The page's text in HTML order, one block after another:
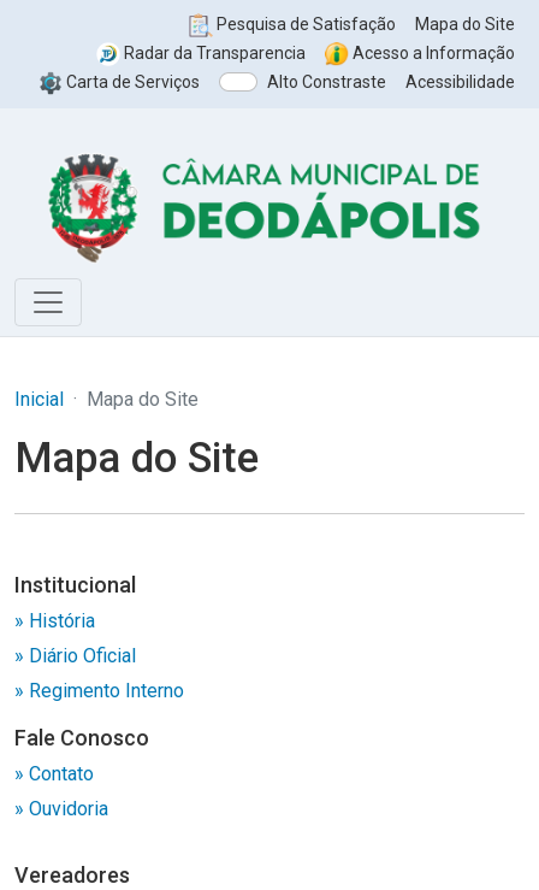
Pesquisa de Satisfação
Mapa do Site
Radar da Transparencia
Acesso a Informação
Carta de Serviços
Alto Constraste Acessibilidade
Inicial Mapa do Site
Mapa do Site
Institucional
» História
» Diário Oficial
» Regimento Interno
Fale Conosco
» Contato
» Ouvidoria
Vereadores